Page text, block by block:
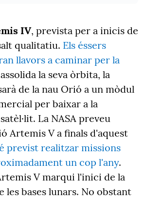
IV, prevista per a inicis de
qualitatiu. Els éssers
llavors a caminar per la
la seva òrbita, la
de la nau Orió a un mòdul
per baixar a la
La NASA preveu
Artemis V a finals d'aquest
previst realitzar missions
un cop l'any.
V marqui l'inici de la
les bases lunars. No obstant